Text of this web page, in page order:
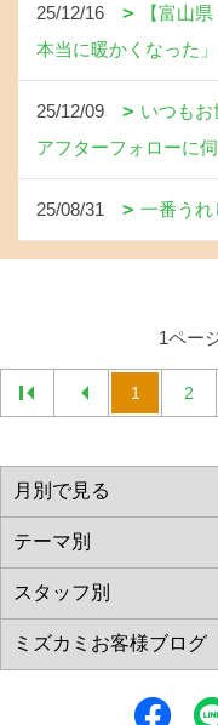
25/12/16
【富山
本当に暖かくなった
25/12/09
いつもお
アフターフォローに
25/08/31 一番うれ
1ペー
1 2